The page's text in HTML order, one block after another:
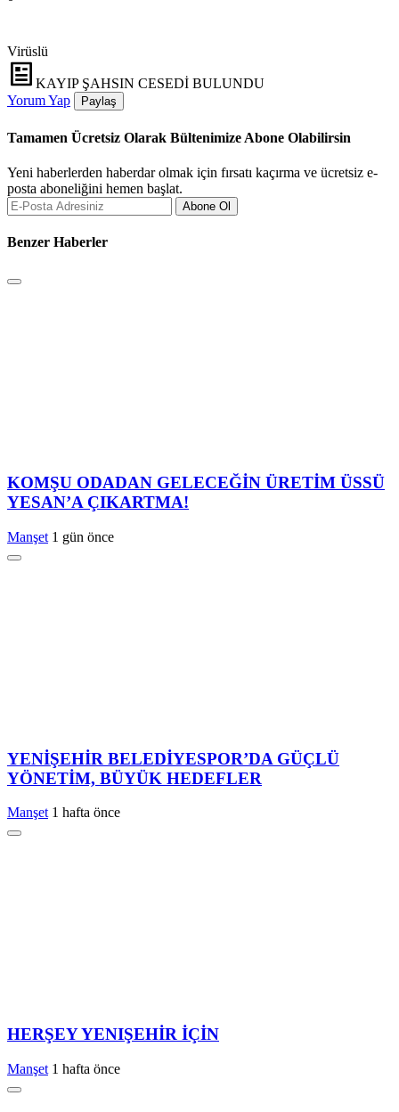
Virüslü
KAYIP ŞAHSIN CESEDİ BULUNDU
Yorum Yap
Paylaş
Tamamen Ücretsiz Olarak Bültenimize Abone Olabilirsin
Yeni haberlerden haberdar olmak için fırsatı kaçırma ve ücretsiz e-
posta aboneliğini hemen başlat.
Abone Ol
Benzer Haberler
KOMŞU ODADAN GELECEĞİN ÜRETİM ÜSSÜ
YESAN’A ÇIKARTMA!
Manşet 1 gün önce
YENİŞEHİR BELEDİYESPOR’DA GÜÇLÜ
YÖNETİM, BÜYÜK HEDEFLER
Manşet 1 hafta önce
HERŞEY YENIŞEHİR İÇİN
Manşet 1 hafta önce